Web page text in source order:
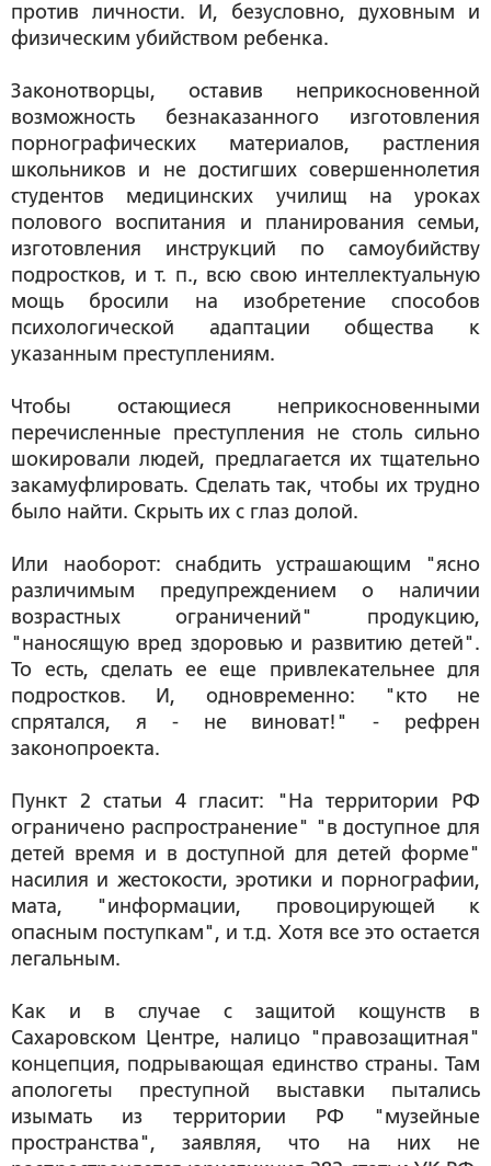
против личности. И, безусловно, духовным и
физическим убийством ребенка.
Законотворцы, оставив неприкосновенной
возможность безнаказанного изготовления
порнографических материалов, растления
школьников и не достигших совершеннолетия
студентов медицинских училищ на уроках
полового воспитания и планирования семьи,
изготовления инструкций по самоубийству
подростков, и т. п., всю свою интеллектуальную
мощь бросили на изобретение способов
психологической адаптации общества к
указанным преступлениям.
Чтобы остающиеся неприкосновенными
перечисленные преступления не столь сильно
шокировали людей, предлагается их тщательно
закамуфлировать. Сделать так, чтобы их трудно
было найти. Скрыть их с глаз долой.
Или наоборот: снабдить устрашающим "ясно
различимым предупреждением о наличии
возрастных ограничений" продукцию,
"наносящую вред здоровью и развитию детей".
То есть, сделать ее еще привлекательнее для
подростков. И, одновременно: "кто не
спрятался, я - не виноват!" - рефрен
законопроекта.
Пункт 2 статьи 4 гласит: "На территории РФ
ограничено распространение" "в доступное для
детей время и в доступной для детей форме"
насилия и жестокости, эротики и порнографии,
мата, "информации, провоцирующей к
опасным поступкам", и т.д. Хотя все это остается
легальным.
Как и в случае с защитой кощунств в
Сахаровском Центре, налицо "правозащитная"
концепция, подрывающая единство страны. Там
апологеты преступной выставки пытались
изымать из территории РФ "музейные
пространства", заявляя, что на них не